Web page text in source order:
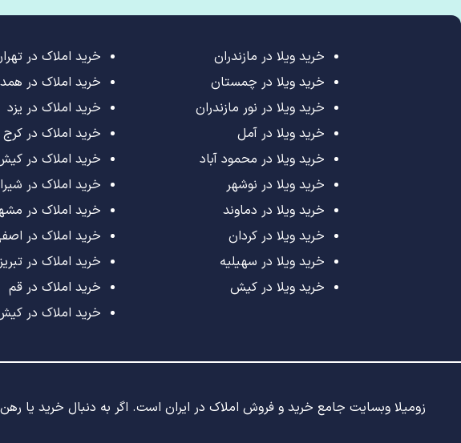
خرید ویلا در مازندران
خرید ویلا در چمستان
خرید ویلا در نور مازندران
خرید ویلا در آمل
خرید ویلا در محمود آباد
خرید ویلا در نوشهر
خرید ویلا در دماوند
خرید ویلا در کردان
خرید ویلا در سهیلیه
خرید ویلا در کیش
خرید املاک در
خرید املاک در
خرید املاک در یزد
خرید املاک در کرج
خرید املاک در
خرید املاک در
خرید املاک در
خرید املاک در
خرید املاک در تبریز
خرید املاک در قم
خرید املاک در
زومیلا وبسایت جامع خرید و فروش املاک در ایران است. اگر به دنبال خرید یا